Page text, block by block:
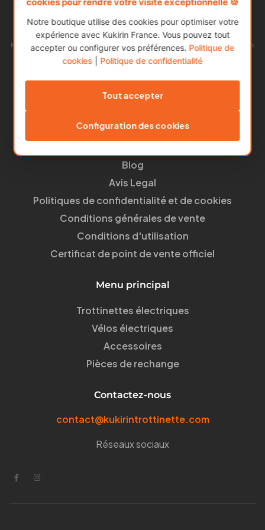
Kukirin est l’une des marques de trottinettes électriques les plus populaires
en Europe.
Notre succès repose sur l’alliance entre une excellente qualité et des prix
Liens utiles
Mon compte
Blog
Avis Legal
Politiques de confidentialité et de cookies
Conditions générales de vente
Conditions d'utilisation
Certificat de point de vente officiel
Menu principal
Trottinettes électriques
Vélos électriques
Accessoires
Pièces de rechange
Contactez-nous
contact@kukirintrottinette.com
Réseaux sociaux
Notre boutique utilise des cookies pour optimiser votre
expérience avec Kukirin France. Vous pouvez tout
accepter ou configurer vos préférences. Politique de
cookies
Politique de confidentialité
Tout accepter
Configuration des cookies